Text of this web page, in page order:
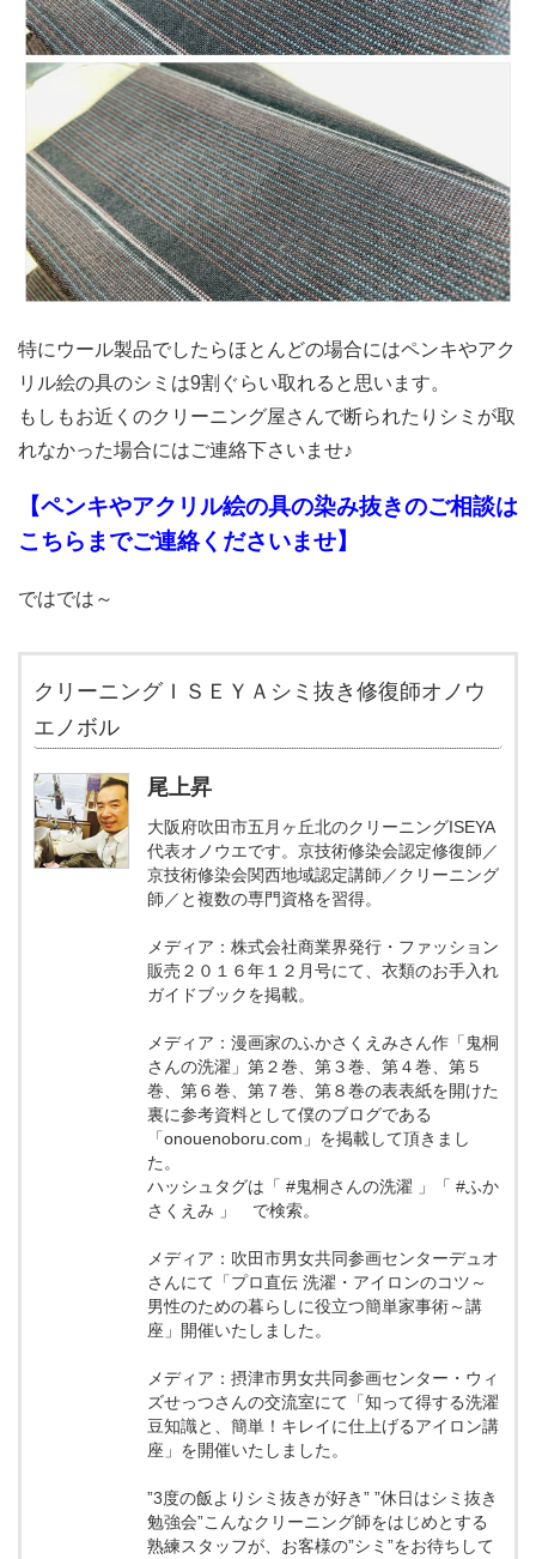
特にウール製品でしたらほとんどの場合にはペンキやアク
リル絵の具のシミは9割ぐらい取れると思います。
もしもお近くのクリーニング屋さんで断られたりシミが取
れなかった場合にはご連絡下さいませ♪
【ペンキやアクリル絵の具の染み抜きのご相談は
こちらまでご連絡くださいませ】
ではでは～
クリーニングＩＳＥＹＡシミ抜き修復師オノウ
エノボル
尾上昇
大阪府吹田市五月ヶ丘北のクリーニングISEYA
代表オノウエです。京技術修染会認定修復師／
京技術修染会関西地域認定講師／クリーニング
師／と複数の専門資格を習得。
メディア：株式会社商業界発行・ファッション
販売２０１６年１２月号にて、衣類のお手入れ
ガイドブックを掲載。
メディア：漫画家のふかさくえみさん作「鬼桐
さんの洗濯」第２巻、第３巻、第４巻、第５
巻、第６巻、第７巻、第８巻の表表紙を開けた
裏に参考資料として僕のブログである
「onouenoboru.com」を掲載して頂きまし
た。
ハッシュタグは「 #鬼桐さんの洗濯 」「 #ふか
さくえみ 」 で検索。
メディア：吹田市男女共同参画センターデュオ
さんにて「プロ直伝 洗濯・アイロンのコツ～
男性のための暮らしに役立つ簡単家事術～講
座」開催いたしました。
メディア：摂津市男女共同参画センター・ウィ
ズせっつさんの交流室にて「知って得する洗濯
豆知識と、簡単！キレイに仕上げるアイロン講
座」を開催いたしました。
”3度の飯よりシミ抜きが好き” ”休日はシミ抜き
勉強会”こんなクリーニング師をはじめとする
熟練スタッフが、お客様の”シミ”をお待ちして